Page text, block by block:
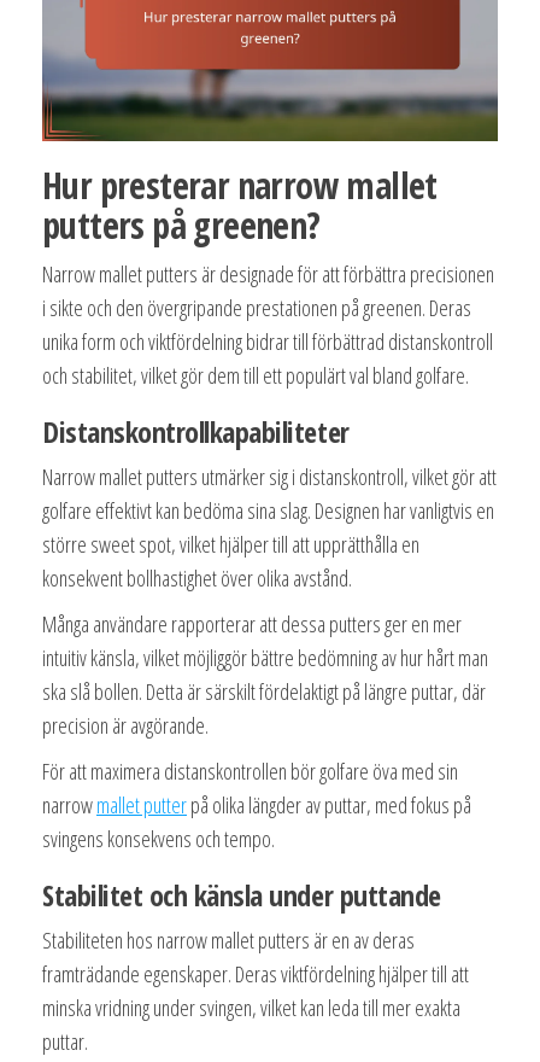
Hur presterar narrow mallet
putters på greenen?
Narrow mallet putters är designade för att förbättra precisionen
i sikte och den övergripande prestationen på greenen. Deras
unika form och viktfördelning bidrar till förbättrad distanskontroll
och stabilitet, vilket gör dem till ett populärt val bland golfare.
Distanskontrollkapabiliteter
Narrow mallet putters utmärker sig i distanskontroll, vilket gör att
golfare effektivt kan bedöma sina slag. Designen har vanligtvis en
större sweet spot, vilket hjälper till att upprätthålla en
konsekvent bollhastighet över olika avstånd.
Många användare rapporterar att dessa putters ger en mer
intuitiv känsla, vilket möjliggör bättre bedömning av hur hårt man
ska slå bollen. Detta är särskilt fördelaktigt på längre puttar, där
precision är avgörande.
För att maximera distanskontrollen bör golfare öva med sin
narrowmallet putterpå olika längder av puttar, med fokus på
svingens konsekvens och tempo.
Stabilitet och känsla under puttande
Stabiliteten hos narrow mallet putters är en av deras
framträdande egenskaper. Deras viktfördelning hjälper till att
minska vridning under svingen, vilket kan leda till mer exakta
puttar.